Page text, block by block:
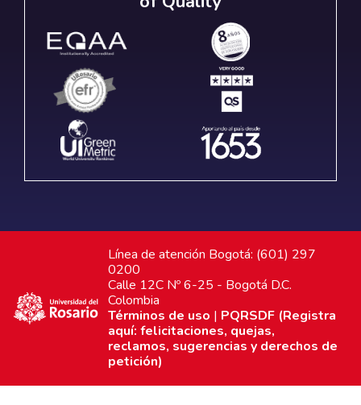
Línea de atención Bogotá: (601) 297
0200
Calle 12C Nº 6-25 - Bogotá D.C.
Colombia
Términos de uso | PQRSDF (Registra
aquí: felicitaciones, quejas,
reclamos, sugerencias y derechos de
petición)